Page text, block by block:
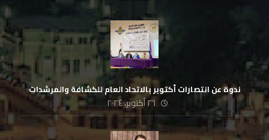
ندوة عن انتصارات أكتوبر بالاتحاد العام للكشافة والمرشدات
٢٦ أكتوبر، ٢٠٢٤